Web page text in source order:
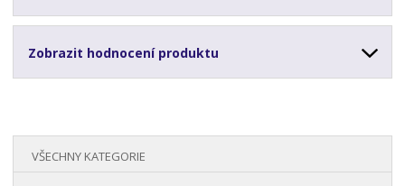
Zobrazit hodnocení produktu
VŠECHNY KATEGORIE